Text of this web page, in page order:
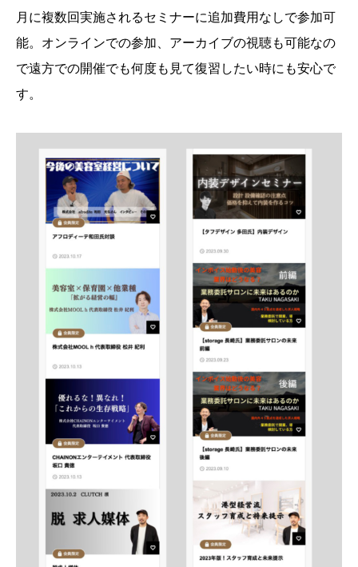
月に複数回実施されるセミナーに追加費用なしで参加可
能。オンラインでの参加、アーカイブの視聴も可能なの
で遠方での開催でも何度も見て復習したい時にも安心で
す。